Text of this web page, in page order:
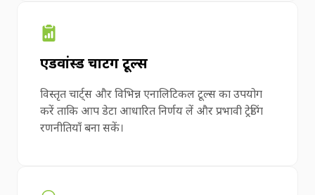
एडवांस्ड चार्टिंग टूल्स
विस्तृत चार्ट्स और विभिन्न एनालिटिकल टूल्स का उपयोग
करें ताकि आप डेटा आधारित निर्णय लें और प्रभावी ट्रेडिंग
रणनीतियाँ बना सकें।